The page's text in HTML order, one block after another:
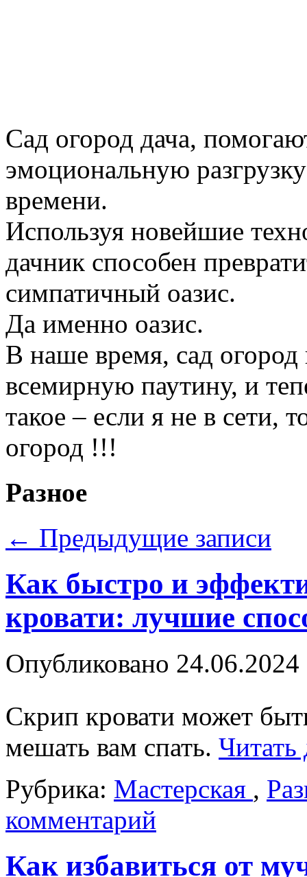
Сад огород дача,
эмоциональную
времени.
Используя новейшие
дачник способен
симпатичный оазис.
Да именно оазис.
В наше время, сад огород
всемирную паутину, и
такое – если я не в сети,
огород !!!
Разное
← Предыдущие записи
Как быстро и
кровати: лучшие
Опубликовано 24.06.2024
Скрип кровати может
мешать вам спать. Читать
Рубрика: Мастерская ,
комментарий
Как избавиться от